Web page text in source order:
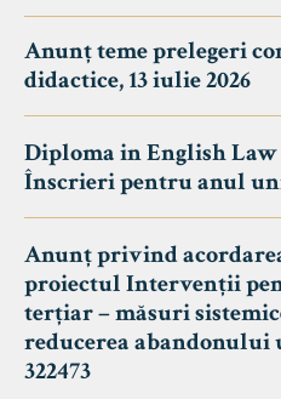
Anunț teme prelegeri
didactice, 13 iulie 2026
Diploma in English
Înscrieri pentru anul
Anunț privind
proiectul Intervenții
terțiar – măsuri
reducerea abandonului
322473